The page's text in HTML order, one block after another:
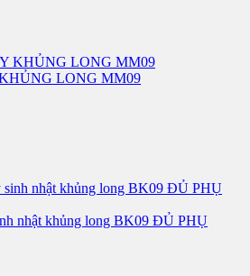
LONG MM09
nhật khủng long BK09 ĐỦ PHỤ